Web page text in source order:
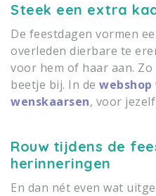
Steek een extra
De feestdagen vormen
overleden dierbare te
voor hem of haar aan.
beetje bij. In de webshop
wenskaarsen, voor
Rouw tijdens de
herinneringen
En dan nét even wat